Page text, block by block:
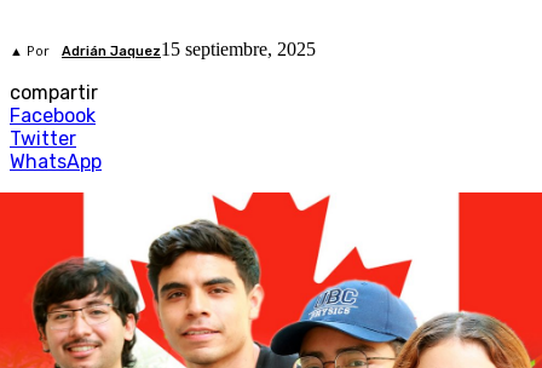
▲ Por Adrián Jaquez15 septiembre, 2025
compartir
Facebook
Twitter
WhatsApp